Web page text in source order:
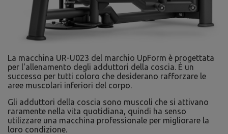
La macchina UR-U023 del marchio UpForm è progettata
per l'allenamento degli adduttori della coscia. È un
successo per tutti coloro che desiderano rafforzare le
aree muscolari inferiori del corpo.
Gli adduttori della coscia sono muscoli che si attivano
raramente nella vita quotidiana, quindi ha senso
utilizzare una macchina professionale per migliorare la
loro condizione.